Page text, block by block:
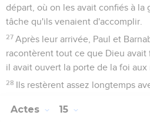
départ, où on les avait confiés à la
tâche qu'ils venaient d'accomplir.
27 Après leur arrivée, Paul et
racontèrent tout ce que Dieu
il avait ouvert la porte de la foi aux
28 Ils restèrent assez longtemps
Actes 15